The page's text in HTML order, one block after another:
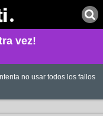
vez!
no usar todos los fallos